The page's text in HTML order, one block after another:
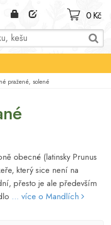
0 Kč
pražené, solené
obecné (latinsky Prunus
který sice není na
přesto je ale především
... více o Mandlích